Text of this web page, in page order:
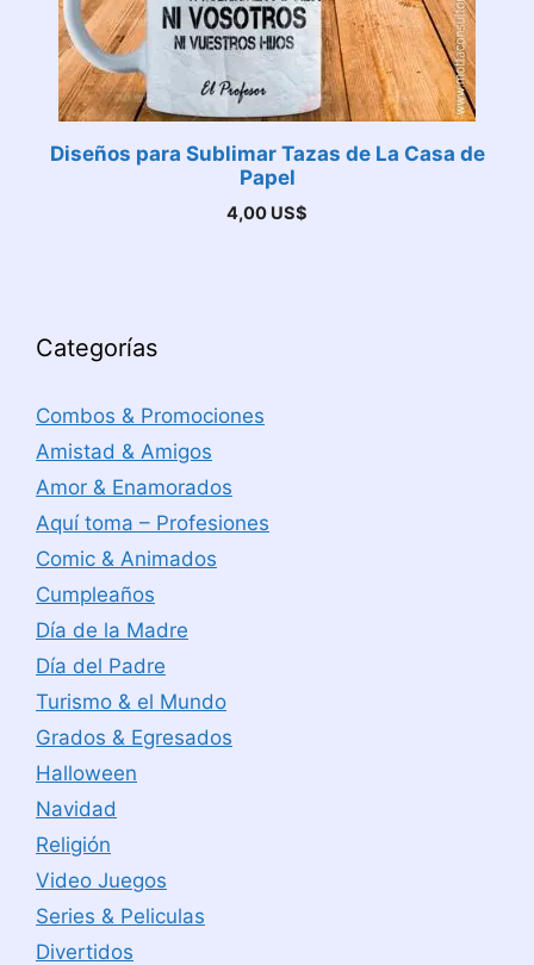
Diseños para Sublimar Tazas de La Casa de
Papel
4,00 US$
Categorías
Combos & Promociones
Amistad & Amigos
Amor & Enamorados
Aquí toma – Profesiones
Comic & Animados
Cumpleaños
Día de la Madre
Día del Padre
Turismo & el Mundo
Grados & Egresados
Halloween
Navidad
Religión
Video Juegos
Series & Peliculas
Divertidos